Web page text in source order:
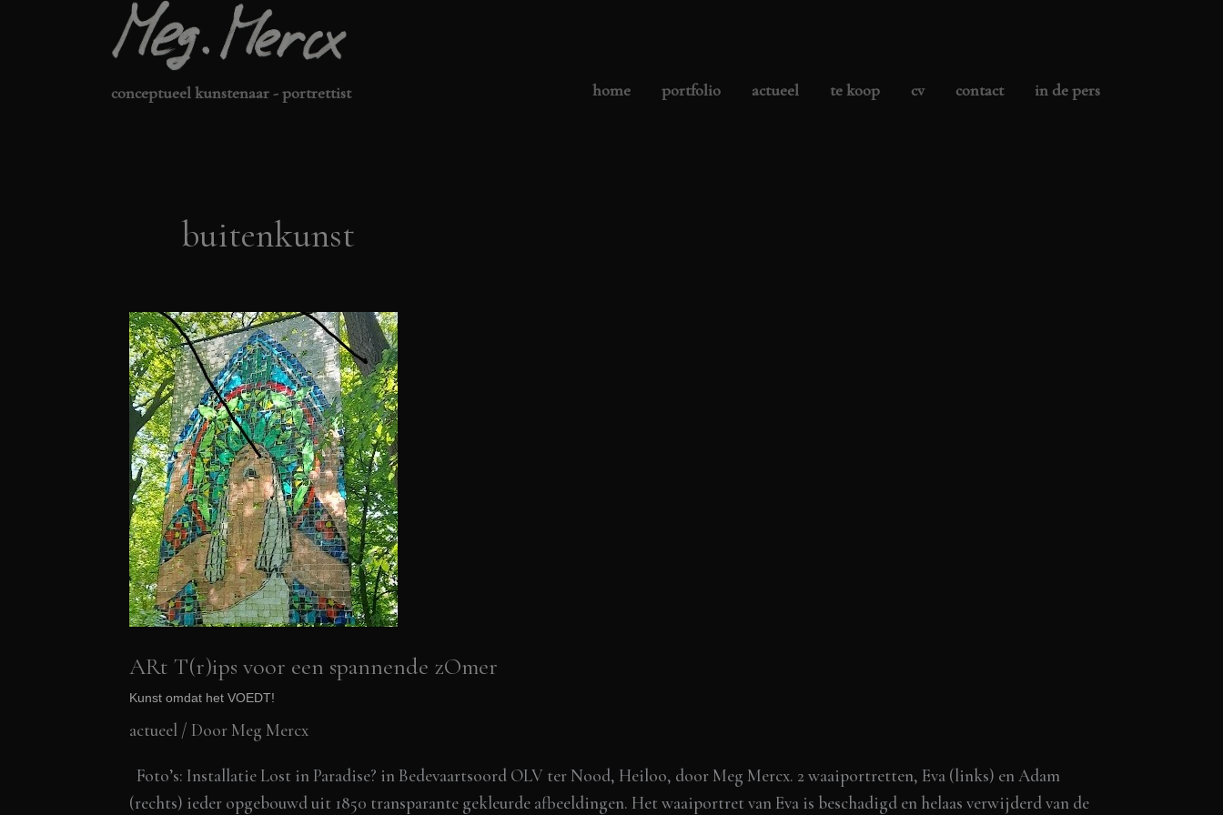
conceptueel kunstenaar - portrettist home portfolio actueel te koop cv contact in de pers
buitenkunst
ARt T(r)ips voor een spannende zOmer
Kunst omdat het VOEDT!
actueel / Door Meg Mercx
Foto’s: Installatie Lost in Paradise? in Bedevaartsoord OLV ter Nood, Heiloo, door Meg Mercx. 2 waaiportretten, Eva (links) en Adam
(rechts) ieder opgebouwd uit 1850 transparante gekleurde afbeeldingen. Het waaiportret van Eva is beschadigd en helaas verwijderd van de